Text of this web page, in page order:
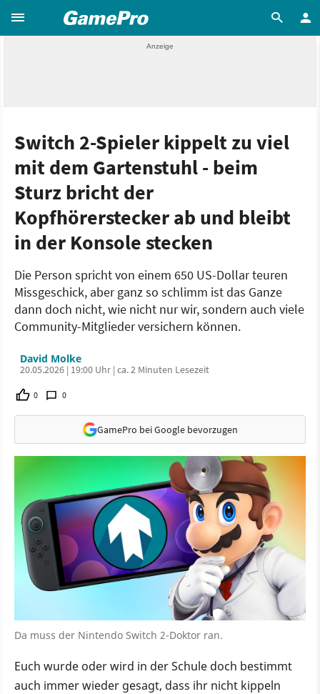
Switch 2-Spieler kippelt zu viel
mit dem Gartenstuhl - beim
Sturz bricht der
Kopfhörerstecker ab und bleibt
in der Konsole stecken
Die Person spricht von einem 650 US-Dollar teuren
Missgeschick, aber ganz so schlimm ist das Ganze
dann doch nicht, wie nicht nur wir, sondern auch viele
Community-Mitglieder versichern können.
David Molke
20.05.2026 | 19:00 Uhr | ca. 2 Minuten Lesezeit
0 0
GamePro bei Google bevorzugen
Da muss der Nintendo Switch 2-Doktor ran.
Euch wurde oder wird in der Schule doch bestimmt
auch immer wieder gesagt, dass ihr nicht kippeln